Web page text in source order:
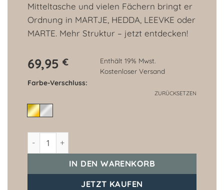
Mitteltasche und vielen Fächern bringt er
Ordnung in MARTJE, HEDDA, LEEVKE oder
MARTE. Mehr Struktur – jetzt entdecken!
69,95 €
Enthält 19% Mwst.
Kostenloser Versand
Farbe-Verschluss
ZURÜCKSETZEN
IN DEN WARENKORB
JETZT KAUFEN